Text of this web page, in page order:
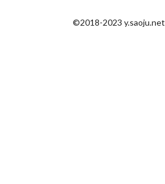
©2018-2023 y.saoju.net